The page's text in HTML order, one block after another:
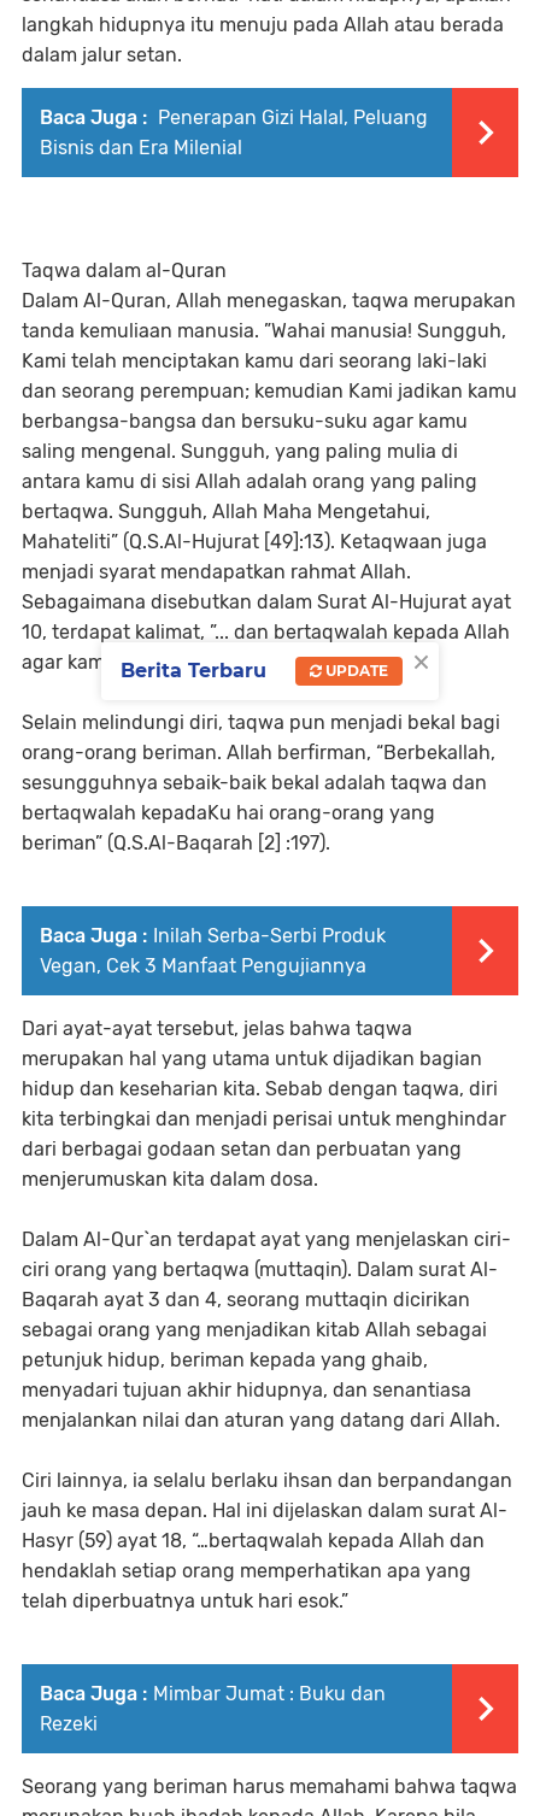
langkah hidupnya itu menuju pada Allah atau berada
dalam jalur setan.
Baca Juga : Penerapan Gizi Halal, Peluang
Bisnis dan Era Milenial
Taqwa dalam al-Quran
Dalam Al-Quran, Allah menegaskan, taqwa merupakan
tanda kemuliaan manusia. ”Wahai manusia! Sungguh,
Kami telah menciptakan kamu dari seorang laki-laki
dan seorang perempuan; kemudian Kami jadikan kamu
berbangsa-bangsa dan bersuku-suku agar kamu
saling mengenal. Sungguh, yang paling mulia di
antara kamu di sisi Allah adalah orang yang paling
bertaqwa. Sungguh, Allah Maha Mengetahui,
Mahateliti” (Q.S.Al-Hujurat [49]:13). Ketaqwaan juga
menjadi syarat mendapatkan rahmat Allah.
Sebagaimana disebutkan dalam Surat Al-Hujurat ayat
10, terdapat kalimat, ”... dan bertaqwalah kepada Allah
agar kamu mendapat rahmat”.
Selain melindungi diri, taqwa pun menjadi bekal bagi
orang-orang beriman. Allah berfirman, “Berbekallah,
sesungguhnya sebaik-baik bekal adalah taqwa dan
bertaqwalah kepadaKu hai orang-orang yang
beriman” (Q.S.Al-Baqarah [2] :197).
Baca Juga : Inilah Serba-Serbi Produk
Vegan, Cek 3 Manfaat Pengujiannya
Dari ayat-ayat tersebut, jelas bahwa taqwa
merupakan hal yang utama untuk dijadikan bagian
hidup dan keseharian kita. Sebab dengan taqwa, diri
kita terbingkai dan menjadi perisai untuk menghindar
dari berbagai godaan setan dan perbuatan yang
menjerumuskan kita dalam dosa.
Dalam Al-Qur`an terdapat ayat yang menjelaskan ciri-
ciri orang yang bertaqwa (muttaqin). Dalam surat Al-
Baqarah ayat 3 dan 4, seorang muttaqin dicirikan
sebagai orang yang menjadikan kitab Allah sebagai
petunjuk hidup, beriman kepada yang ghaib,
menyadari tujuan akhir hidupnya, dan senantiasa
menjalankan nilai dan aturan yang datang dari Allah.
Ciri lainnya, ia selalu berlaku ihsan dan berpandangan
jauh ke masa depan. Hal ini dijelaskan dalam surat Al-
Hasyr (59) ayat 18, “…bertaqwalah kepada Allah dan
hendaklah setiap orang memperhatikan apa yang
telah diperbuatnya untuk hari esok.”
Baca Juga : Mimbar Jumat : Buku dan
Rezeki
Seorang yang beriman harus memahami bahwa taqwa
×
Berita Terbaru UPDATE